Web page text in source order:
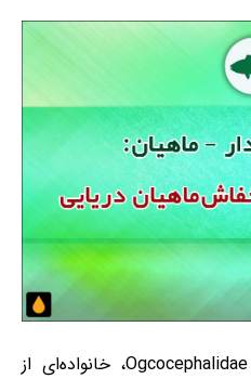
خانواده‌ی خفاش‌ماهیان دریایی Ogcocephalidae، خانواده‌ای از